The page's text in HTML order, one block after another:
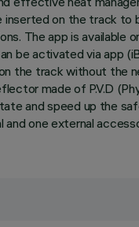
inserted on the track
The app is
be activated via app
the track without the
made of P.V.D
and speed up the
and one external